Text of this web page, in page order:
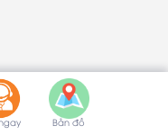
Hóa – Giải pháp
Bản đồ